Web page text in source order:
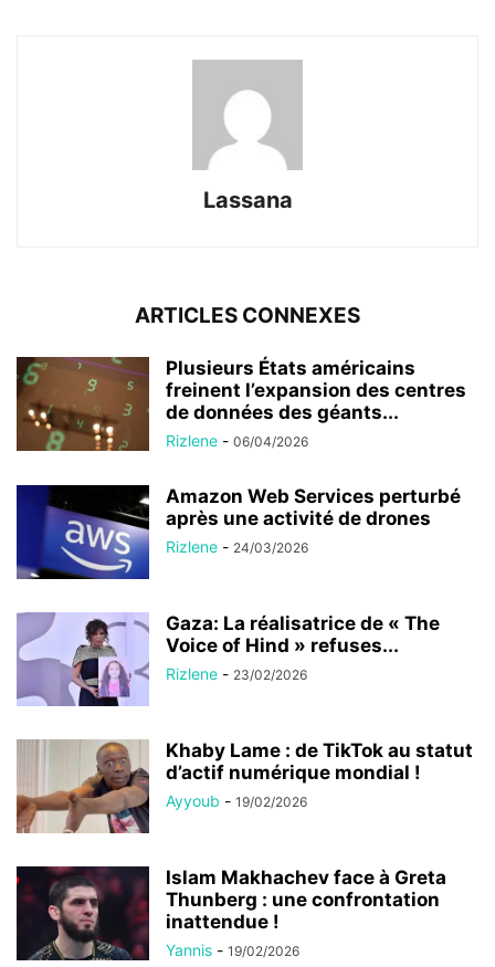
Lassana
ARTICLES CONNEXES
Plusieurs États américains
freinent l’expansion des centres
de données des géants...
Rizlene - 06/04/2026
Amazon Web Services perturbé
après une activité de drones
Rizlene - 24/03/2026
Gaza: La réalisatrice de « The
Voice of Hind » refuses...
Rizlene - 23/02/2026
Khaby Lame : de TikTok au statut
d’actif numérique mondial !
Ayyoub - 19/02/2026
Islam Makhachev face à Greta
Thunberg : une confrontation
inattendue !
Yannis - 19/02/2026